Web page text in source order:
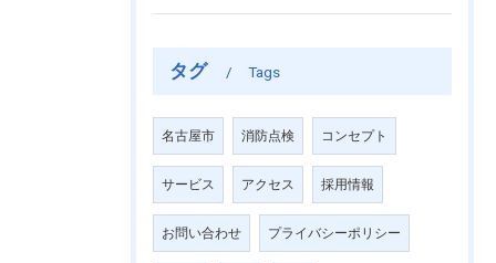
タグ Tags
名古屋市 消防点検 コンセプト
サービス アクセス 採用情報
お問い合わせ プライバシーポリシー